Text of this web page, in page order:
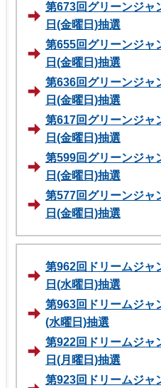
第673回グリーンジャ
日(金曜日)抽選
第655回グリーンジャ
日(金曜日)抽選
第636回グリーンジャ
日(金曜日)抽選
第617回グリーンジャ
日(金曜日)抽選
第599回グリーンジャ
日(金曜日)抽選
第577回グリーンジャ
日(金曜日)抽選
第962回ドリームジャ
日(水曜日)抽選
第963回ドリームジャ
(水曜日)抽選
第922回ドリームジャ
日(月曜日)抽選
第923回ドリームジャ